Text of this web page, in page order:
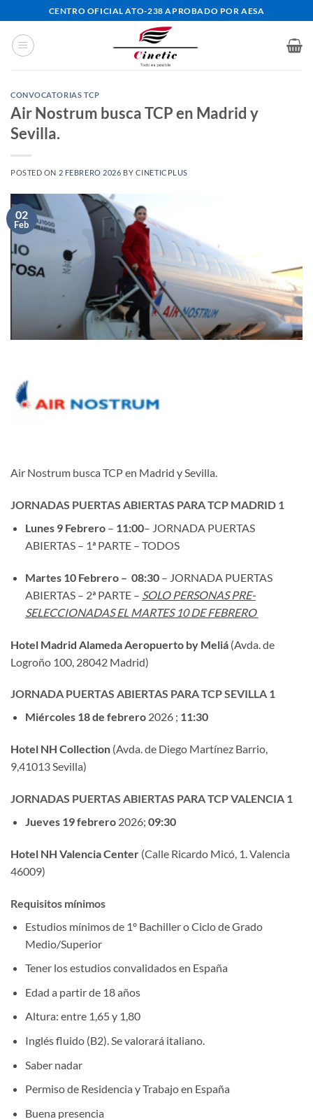
al
contenido
CENTRO OFICIAL ATO-238 APROBADO POR AESA
CONVOCATORIAS TCP
Air Nostrum busca TCP en Madrid y
Sevilla.
POSTED ON 2 FEBRERO 2026 BY CINETICPLUS
02
Feb
Air Nostrum busca TCP en Madrid y Sevilla.
JORNADAS PUERTAS ABIERTAS PARA TCP MADRID 1
Lunes 9 Febrero – 11:00– JORNADA PUERTAS
ABIERTAS – 1ª PARTE – TODOS
Martes 10 Febrero – 08:30– JORNADA PUERTAS
ABIERTAS – 2ª PARTE – SOLO PERSONAS PRE-
SELECCIONADAS EL MARTES 10 DE FEBRERO
Hotel Madrid Alameda Aeropuerto by Meliá (Avda. de
Logroño 100, 28042 Madrid)
JORNADA PUERTAS ABIERTAS PARA TCP SEVILLA 1
Miércoles 18 de febrero 2026 ; 11:30
Hotel NH Collection (Avda. de Diego Martínez Barrio,
9,41013 Sevilla)
JORNADAS PUERTAS ABIERTAS PARA TCP VALENCIA 1
Jueves 19 febrero2026; 09:30
Hotel NH Valencia Center (Calle Ricardo Micó, 1. Valencia
46009)
Requisitos mínimos
Estudios mínimos de 1º Bachiller o Ciclo de Grado
Medio/Superior
Tener los estudios convalidados en España
Edad a partir de 18 años
Altura: entre 1,65 y 1,80
Inglés fluido (B2). Se valorará italiano.
Saber nadar
Permiso de Residencia y Trabajo en España
Buena presencia